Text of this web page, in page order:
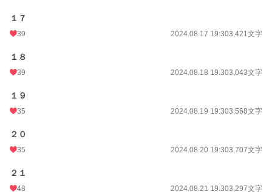
１７
39 2024.08.17 19:303,421文字
１８
39 2024.08.18 19:303,043文字
１９
35 2024.08.19 19:303,568文字
２０
35 2024.08.20 19:303,707文字
２１
48 2024.08.21 19:303,297文字